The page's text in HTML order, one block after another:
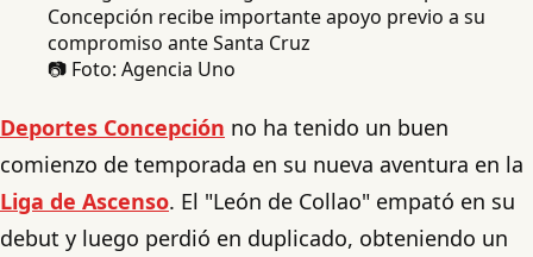
📷 Foto: Agencia Uno
Deportes Concepción no ha tenido un buen
comienzo de temporada en su nueva aventura en la
Liga de Ascenso. El "León de Collao" empató en su
debut y luego perdió en duplicado, obteniendo un